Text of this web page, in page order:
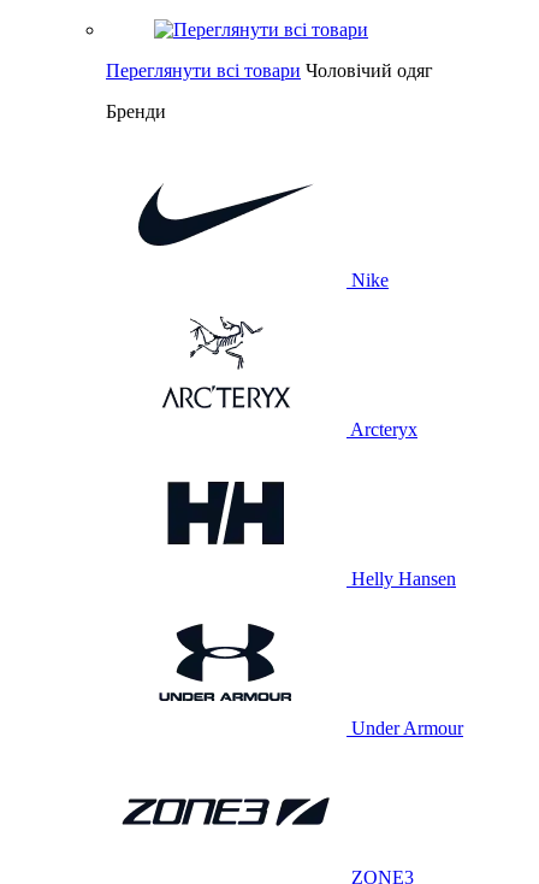
Переглянути всі товари Чоловічий одяг
Бренди
Nike
Arcteryx
Helly Hansen
Under Armour
ZONE3